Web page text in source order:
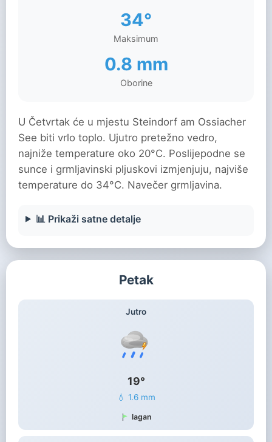
34°
Maksimum
0.8 mm
Oborine
U Četvrtak će u mjestu Steindorf am Ossiacher
See biti vrlo toplo. Ujutro pretežno vedro,
najniže temperature oko 20°C. Poslijepodne se
sunce i grmljavinski pljuskovi izmjenjuju, najviše
temperature do 34°C. Navečer grmljavina.
📊 Prikaži satne detalje
Petak
Jutro
19°
💧 1.6 mm
lagan